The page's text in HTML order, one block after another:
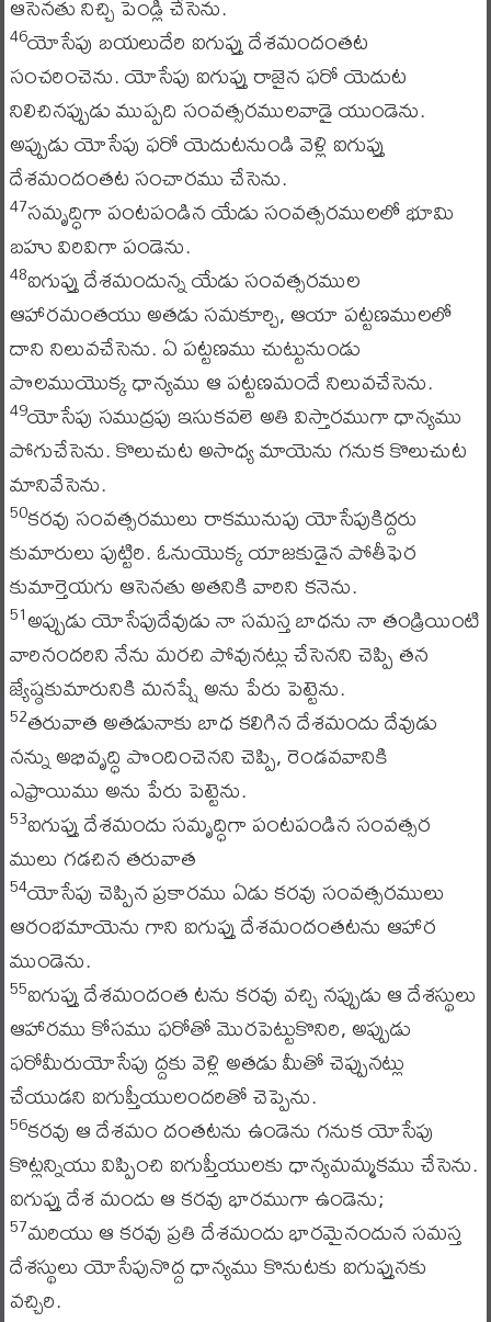
46యోసేపు బయలుదేరి ఐగుప్తు దేశమందంతట
సంచరించెను. యోసేపు ఐగుప్తు రాజైన ఫరో యెదుట
నిలిచినప్పుడు ముప్పది సంవత్సరములవాడై యుండెను.
అప్పుడు యోసేపు ఫరో యెదుటనుండి వెళ్లి ఐగుప్తు
దేశమందంతట సంచారము చేసెను.
47సమృద్ధిగా పంటపండిన యేడు సంవత్సరములలో భూమి
బహు విరివిగా పండెను.
48ఐగుప్తు దేశమందున్న యేడు సంవత్సరముల
ఆహారమంతయు అతడు సమకూర్చి, ఆయా పట్టణములలో
దాని నిలువచేసెను. ఏ పట్టణము చుట్టునుండు
పొలముయొక్క ధాన్యము ఆ పట్టణమందే నిలువచేసెను.
49యోసేపు సముద్రపు ఇసుకవలె అతి విస్తారముగా ధాన్యము
పోగుచేసెను. కొలుచుట అసాధ్య మాయెను గనుక కొలుచుట
మానివేసెను.
50కరవు సంవత్సరములు రాకమునుపు యోసేపుకిద్దరు
కుమారులు పుట్టిరి. ఓనుయొక్క యాజకుడైన పోతీఫెర
కుమార్తెయగు ఆసెనతు అతనికి వారిని కనెను.
51అప్పుడు యోసేపుదేవుడు నా సమస్త బాధను నా తండ్రియింటి
వారినందరిని నేను మరచి పోవునట్లు చేసెనని చెప్పి తన
జ్యేష్ఠకుమారునికి మనష్షే అను పేరు పెట్టెను.
52తరువాత అతడునాకు బాధ కలిగిన దేశమందు దేవుడు
నన్ను అభివృద్ధి పొందించెనని చెప్పి, రెండవవానికి
ఎఫ్రాయిము అను పేరు పెట్టెను.
53ఐగుప్తు దేశమందు సమృద్ధిగా పంటపండిన సంవత్సర
ములు గడచిన తరువాత
54యోసేపు చెప్పిన ప్రకారము ఏడు కరవు సంవత్సరములు
ఆరంభమాయెను గాని ఐగుప్తు దేశమందంతటను ఆహార
ముండెను.
55ఐగుప్తు దేశమందంత టను కరవు వచ్చి నప్పుడు ఆ దేశస్థులు
ఆహారము కోసము ఫరోతో మొరపెట్టుకొనిరి, అప్పుడు
ఫరోమీరుయోసేపు ద్దకు వెళ్లి అతడు మీతో చెప్పునట్లు
చేయుడని ఐగుప్తీయులందరితో చెప్పెను.
56కరవు ఆ దేశమం దంతటను ఉండెను గనుక యోసేపు
కొట్లన్నియు విప్పించి ఐగుప్తీయులకు ధాన్యమమ్మకము చేసెను.
ఐగుప్తు దేశ మందు ఆ కరవు భారముగా ఉండెను;
57మరియు ఆ కరవు ప్రతి దేశమందు భారమైనందున సమస్త
దేశస్థులు యోసేపునొద్ద ధాన్యము కొనుటకు ఐగుప్తునకు
వచ్చిరి.